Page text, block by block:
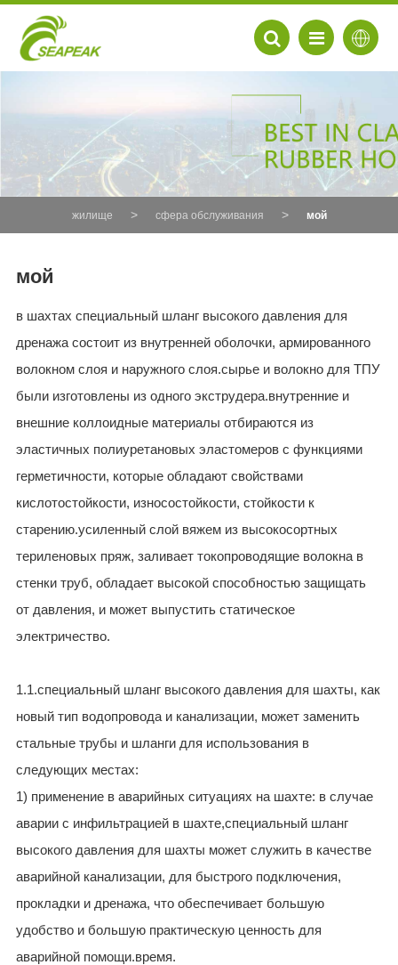
EN
FR
IT
жилище сфера обслуживания мой
мой
в шахтах специальный шланг высокого давления для
дренажа состоит из внутренней оболочки, армированного
волокном слоя и наружного слоя.сырье и волокно для ТПУ
были изготовлены из одного экструдера.внутренние и
внешние коллоидные материалы отбираются из
эластичных полиуретановых эластомеров с функциями
герметичности, которые обладают свойствами
кислотостойкости, износостойкости, стойкости к
старению.усиленный слой вяжем из высокосортных
териленовых пряж, заливает токопроводящие волокна в
стенки труб, обладает высокой способностью защищать
от давления, и может выпустить статическое
электричество.
1.1.специальный шланг высокого давления для шахты, как
новый тип водопровода и канализации, может заменить
стальные трубы и шланги для использования в
следующих местах:
1) применение в аварийных ситуациях на шахте: в случае
аварии с инфильтрацией в шахте,специальный шланг
высокого давления для шахты может служить в качестве
аварийной канализации, для быстрого подключения,
прокладки и дренажа, что обеспечивает большую
удобство и большую практическую ценность для
аварийной помощи.время.